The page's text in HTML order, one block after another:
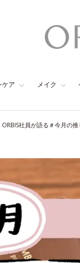
ケア メイク
ORBIS社員が語る＃今月の